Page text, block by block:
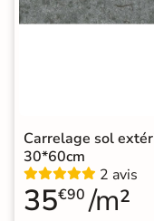
Carrelage sol
30*60cm
2 avis
35€90 /m²